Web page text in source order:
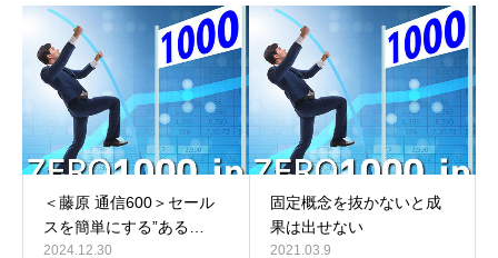
＜藤原 通信600＞セール
スを簡単にする”ある…
2024.12.30
固定概念を抜かないと成
果は出せない
2021.03.9